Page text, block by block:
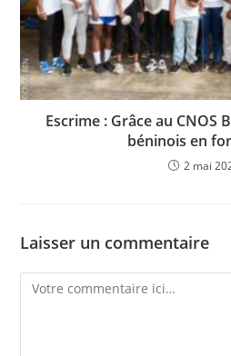
Escrime : Grâce au CNOS
béninois en
2 mai
Laisser un commentaire